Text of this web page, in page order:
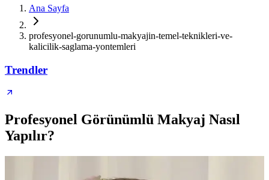
Ana Sayfa
profesyonel-gorunumlu-makyajin-temel-teknikleri-ve-
kalicilik-saglama-yontemleri
Trendler
Profesyonel Görünümlü Makyaj Nasıl
Yapılır?